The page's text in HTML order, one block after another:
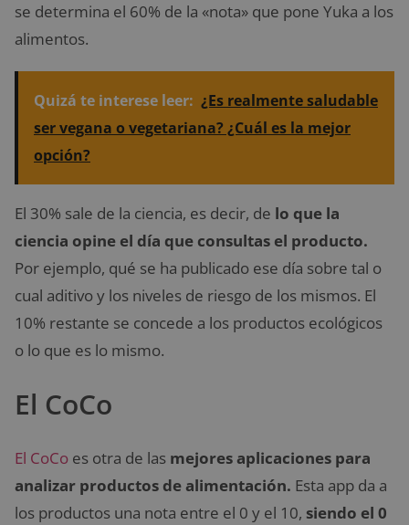
se determina el 60% de la «nota» que pone Yuka a los
alimentos.
Quizá te interese leer: ¿Es realmente saludable
ser vegana o vegetariana? ¿Cuál es la mejor
opción?
El 30% sale de la ciencia, es decir, de lo que la
ciencia opine el día que consultas el producto.
Por ejemplo, qué se ha publicado ese día sobre tal o
cual aditivo y los niveles de riesgo de los mismos. El
10% restante se concede a los productos ecológicos
o lo que es lo mismo.
El CoCo
El CoCo es otra de las mejores aplicaciones para
analizar productos de alimentación. Esta app da a
los productos una nota entre el 0 y el 10, siendo el 0